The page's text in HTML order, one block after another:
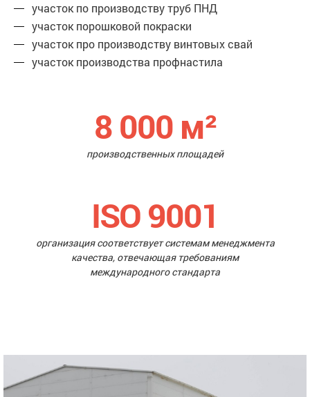
участок по производству труб ПНД
участок порошковой покраски
участок про производству винтовых свай
участок производства профнастила
8 000 м²
производственных площадей
ISO 9001
организация соответствует системам менеджмента
качества, отвечающая требованиям
международного стандарта